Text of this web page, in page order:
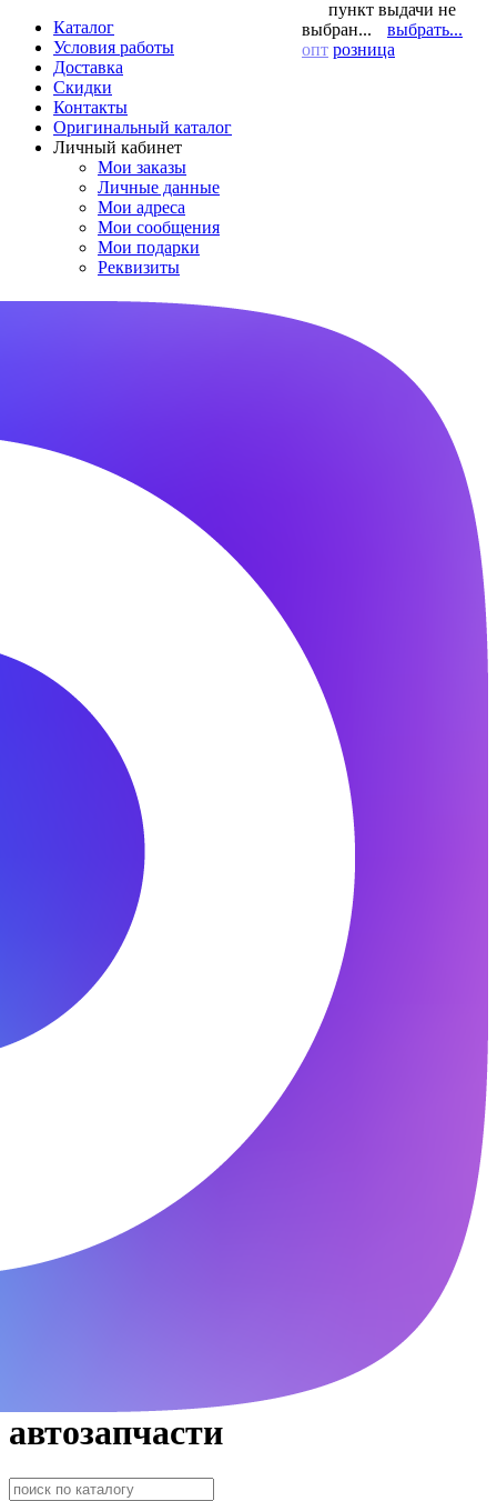
Каталог
Условия работы
Доставка
Скидки
Контакты
Оригинальный каталог
Личный кабинет
Мои заказы
Личные данные
Мои адреса
Мои сообщения
Мои подарки
Реквизиты
пункт выдачи не
выбран...
выбрать...
опт розница
автозапчасти